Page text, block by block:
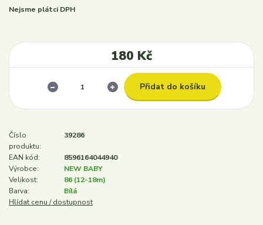
Nejsme plátci DPH
180 Kč
Přidat do košíku
Číslo
produktu:
39286
EAN kód:
8596164044940
Výrobce:
NEW BABY
Velikost:
86 (12-18m)
Barva:
Bílá
Hlídat cenu / dostupnost